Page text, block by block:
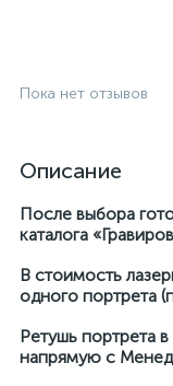
Пока нет отзывов
Описание
После выбора
каталога
В стоимость
одного портрета
Ретушь портрета
напрямую с